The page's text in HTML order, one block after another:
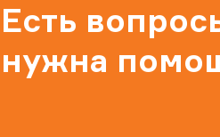
Есть
нужна